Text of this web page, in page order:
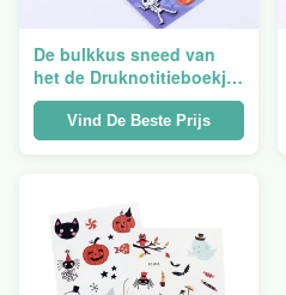
De bulkkus sneed van
het de Druknotitieboekje
van het Stickerblad van
de de Stickersdouane
van de de
Vind De Beste Prijs